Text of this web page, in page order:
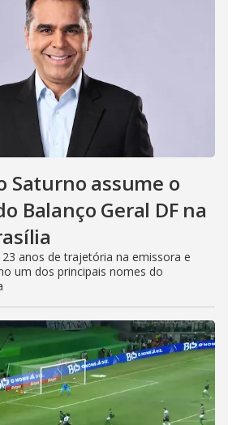
d
e
o
Saturno assume o
Balanço Geral DF na
anos de trajetória na emissora e
um dos principais nomes do